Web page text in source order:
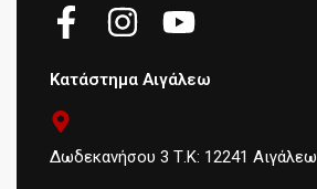
Κατάστημα Αιγάλεω
Δωδεκανήσου 3 Τ.Κ: 12241 Αιγάλεω